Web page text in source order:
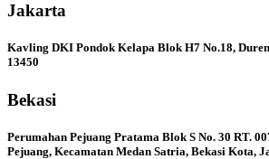
Jakarta
Kavling DKI Pondok Kelapa Blok H7 No.18,
13450
Bekasi
Perumahan Pejuang Pratama Blok S No. 30 RT.
Pejuang, Kecamatan Medan Satria, Bekasi Kota,